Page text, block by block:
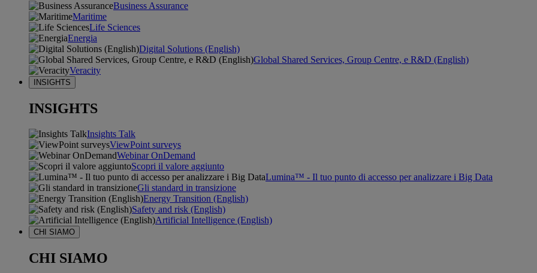
Business Assurance
Maritime
Life Sciences
Energia
Digital Solutions (English)
Global Shared Services, Group Centre, e R&D (English)
Veracity
INSIGHTS
INSIGHTS
Insights Talk
ViewPoint surveys
Webinar OnDemand
Scopri il valore aggiunto
Lumina™ - Il tuo punto di accesso per analizzare i Big Data
Gli standard in transizione
Energy Transition (English)
Safety and risk (English)
Artificial Intelligence (English)
CHI SIAMO
CHI SIAMO